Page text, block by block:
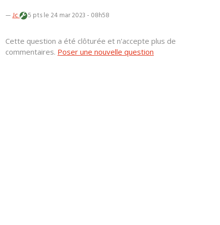
—Jc 5 ptsle 24 mar 2023 - 08h58
Cette question a été clôturée et n'accepte plus de
commentaires. Poser une nouvelle question